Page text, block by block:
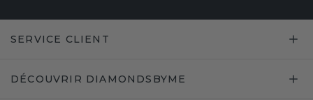
SERVICE CLIENT
DÉCOUVRIR DIAMONDSBYME